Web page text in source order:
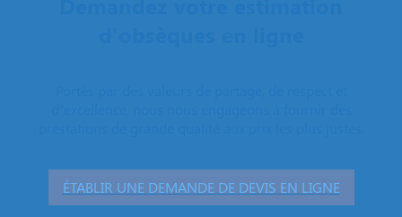
ÉTABLIR UNE DEMANDE DE DEVIS EN LIGNE